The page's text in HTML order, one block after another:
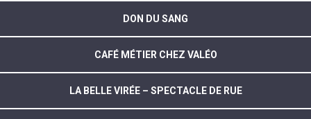
DON DU SANG
CAFÉ MÉTIER CHEZ VALÉO
LA BELLE VIRÉE – SPECTACLE DE RUE